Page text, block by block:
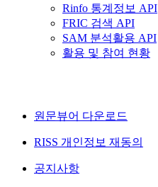
Rinfo 통계정보 API
FRIC 검색 API
SAM 분석활용 API
활용 및 참여 현황
원문뷰어 다운로드
RISS 개인정보 재동의
공지사항